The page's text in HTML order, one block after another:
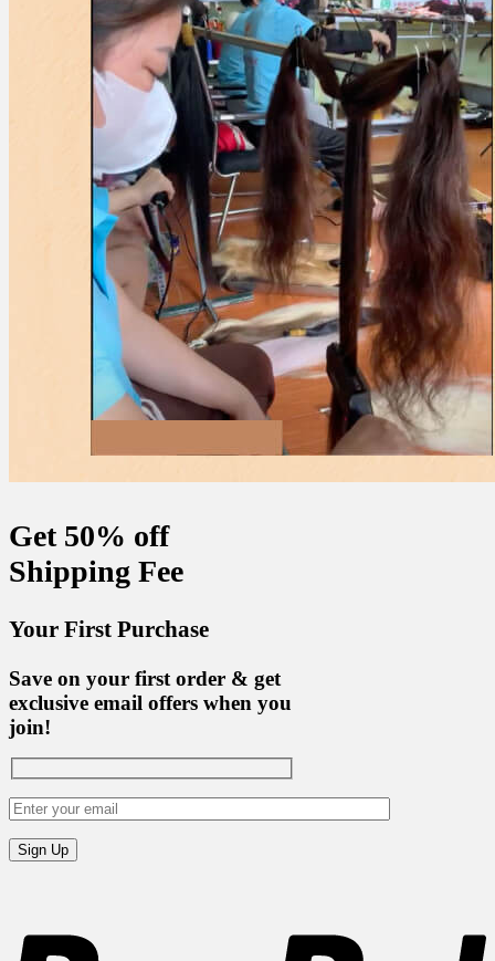
Get 50% off
Shipping Fee
Your First Purchase
Save on your first order & get
exclusive email offers when you
join!